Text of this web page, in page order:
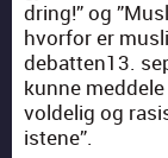
dring!” og
hvor­for er
debatten13.
kunne
vold­elig og
is­tene”.